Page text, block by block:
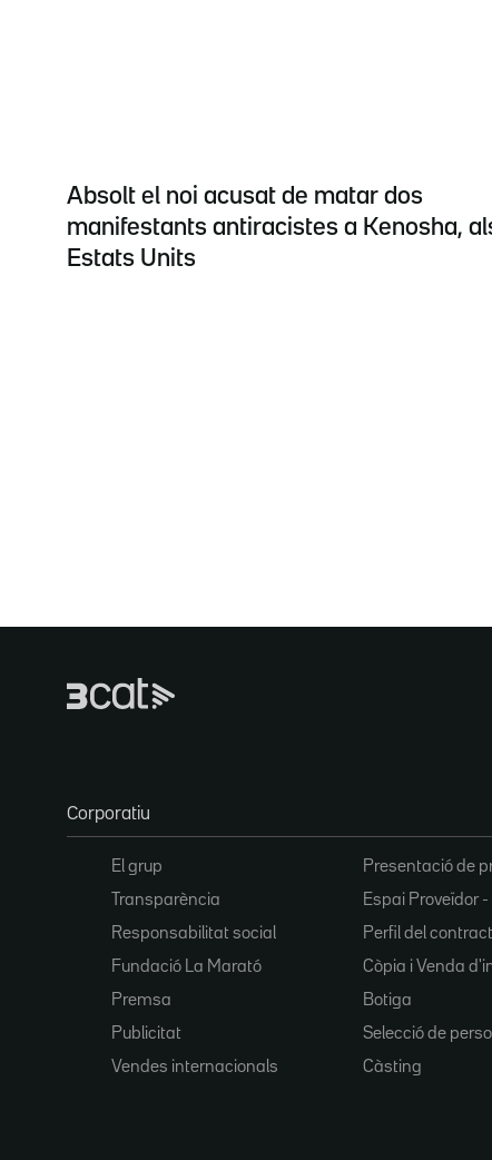
Absolt el noi acusat de matar dos
manifestants antiracistes a Kenosha,
Estats Units
Corporatiu
El grup
Transparència
Responsabilitat social
Fundació La Marató
Premsa
Publicitat
Vendes internacionals
Presentació de
Espai Proveïdor -
Perfil del
Còpia i Venda
Botiga
Selecció de
Càsting